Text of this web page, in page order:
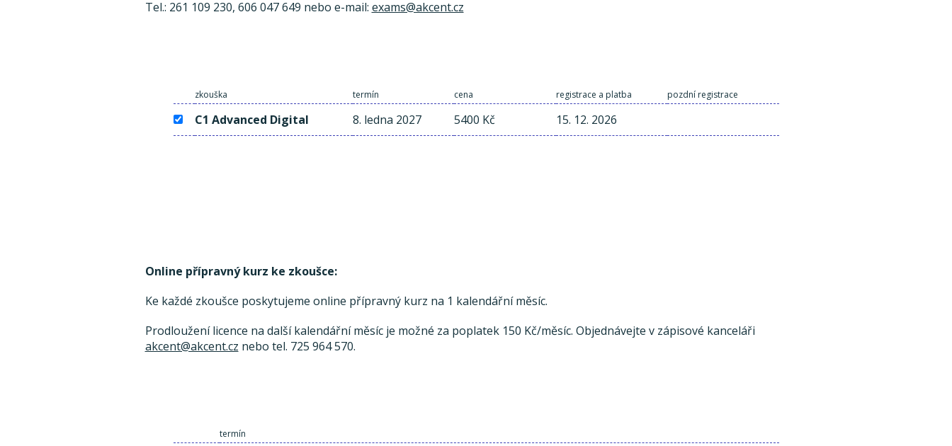
Tel.: 261 109 230, 606 047 649 nebo e-mail: exams@akcent.cz
zkouška termín cena registrace a platba pozdní registrace
C1 Advanced Digital 8. ledna 2027 5400 Kč 15. 12. 2026
Online přípravný kurz ke zkoušce:
Ke každé zkoušce poskytujeme online přípravný kurz na 1 kalendářní měsíc.
Prodloužení licence na další kalendářní měsíc je možné za poplatek 150 Kč/měsíc. Objednávejte v zápisové kanceláři
akcent@akcent.cz nebo tel. 725 964 570.
termín